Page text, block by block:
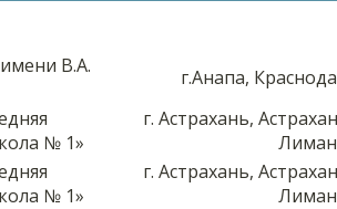
В.А.
г.Анапа,
№ 1»
г. Астрахань,
Лиман
№ 1»
г. Астрахань,
Лиман